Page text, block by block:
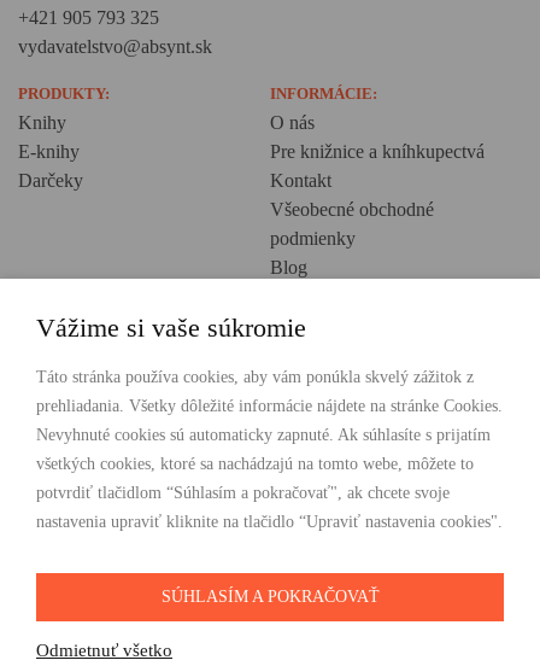
+421 905 793 325
vydavatelstvo@absynt.sk
PRODUKTY:
Knihy
E-knihy
Darčeky
INFORMÁCIE:
O nás
Pre knižnice a kníhkupectvá
Kontakt
Všeobecné obchodné
podmienky
Blog
Creative Europe
POHODLNÉ NAKUPOVANIE
Odosielame ihneď nasledujúci pracovný deň
Doprava zdarma už od 49 €
SLEDUJTE NÁS
Vážime si vaše súkromie
Táto stránka používa cookies, aby vám ponúkla skvelý zážitok z
prehliadania. Všetky dôležité informácie nájdete na stránke Cookies.
Nevyhnuté cookies sú automaticky zapnuté. Ak súhlasíte s prijatím
všetkých cookies, ktoré sa nachádzajú na tomto webe, môžete to
potvrdiť tlačidlom “Súhlasím a pokračovať", ak chcete svoje
nastavenia upraviť kliknite na tlačidlo “Upraviť nastavenia cookies".
SÚHLASÍM A POKRAČOVAŤ
Odmietnuť všetko